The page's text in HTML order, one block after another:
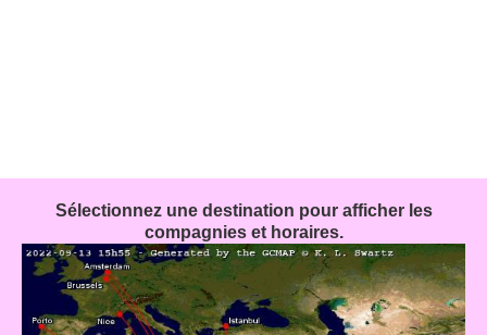
Sélectionnez une destination pour afficher les
compagnies et horaires.